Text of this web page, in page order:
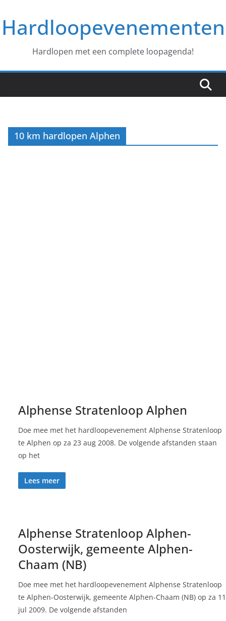
naar
deHardloopevenementen
Hardlopen met een complete loopagenda!
10 km hardlopen Alphen
Alphense Stratenloop Alphen
Doe mee met het hardloopevenement Alphense Stratenloop
te Alphen op za 23 aug 2008. De volgende afstanden staan
op het
Lees meer
Alphense Stratenloop Alphen-
Oosterwijk, gemeente Alphen-
Chaam (NB)
Doe mee met het hardloopevenement Alphense Stratenloop
te Alphen-Oosterwijk, gemeente Alphen-Chaam (NB) op za 11
jul 2009. De volgende afstanden